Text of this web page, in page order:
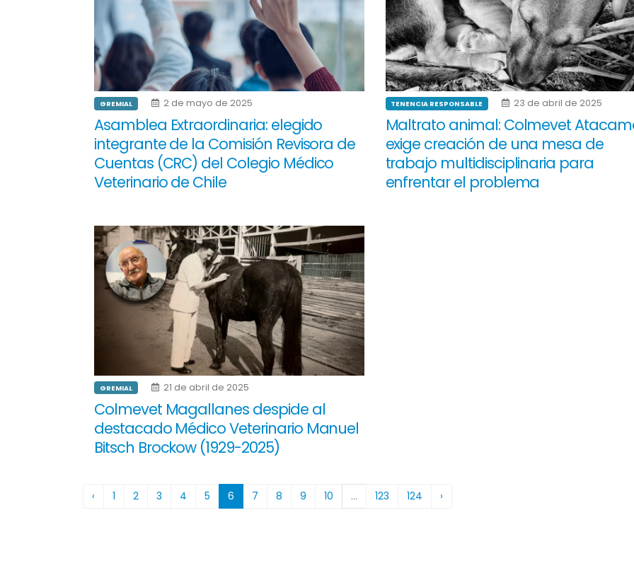
GREMIAL 2 de mayo de 2025
Asamblea Extraordinaria: elegido
integrante de la Comisión Revisora de
Cuentas (CRC) del Colegio Médico
Veterinario de Chile
TENENCIA RESPONSABLE 23 de abril de 2025
Maltrato animal: Colmevet
exige creación de una mesa de
trabajo multidisciplinaria para
enfrentar el problema
GREMIAL 21 de abril de 2025
Colmevet Magallanes despide al
destacado Médico Veterinario Manuel
Bitsch Brockow (1929-2025)
‹ 1 2 3 4 5 6 7 8 9 10 ... 123 124 ›